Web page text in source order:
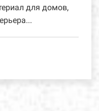
для домов,